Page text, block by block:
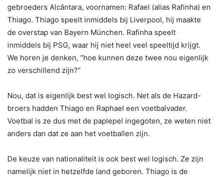
gebroeders Alcântara, voornamen: Rafael (alias Rafinha) en
Thiago. Thiago speelt inmiddels bij Liverpool, hij maakte
de overstap van Bayern München. Rafinha speelt
inmiddels bij PSG, waar hij niet heel veel speeltijd krijgt.
We horen je denken, “hoe kunnen deze twee nou eigenlijk
zo verschillend zijn?”
Nou, dat is eigenlijk best wel logisch. Net als de Hazard-
broers hadden Thiago en Raphael een voetbalvader.
Voetbal is ze dus met de paplepel ingegoten, ze weten niet
anders dan dat ze aan het voetballen zijn.
De keuze van nationaliteit is ook best wel logisch. Ze zijn
namelijk niet in hetzelfde land geboren. Thiago is de